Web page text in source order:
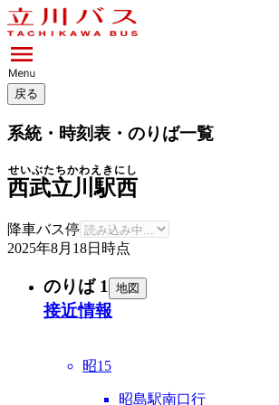
戻る
系統・時刻表・のりば一覧
西武立川駅西
せいぶたちかわえきにし
降車バス停
2025年8月18日 時点
のりば 1 地図
接近情報
昭15
昭島駅南口行